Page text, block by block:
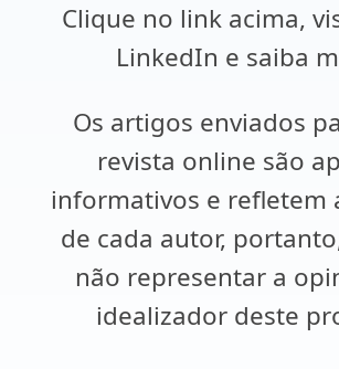
Clique no link acima,
LinkedIn e saiba
Os artigos enviados
revista online são
informativos e refletem
de cada autor,
não representar a
idealizador deste